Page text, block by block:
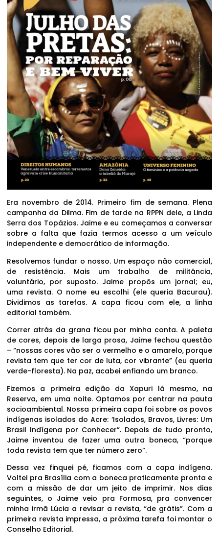
Era novembro de 2014. Primeiro fim de semana. Plena
campanha da Dilma. Fim de tarde na RPPN dele, a Linda
Serra dos Topázios. Jaime e eu começamos a conversar
sobre a falta que fazia termos acesso a um veículo
independente e democrático de informação.
Resolvemos fundar o nosso. Um espaço não comercial,
de resistência. Mais um trabalho de militância,
voluntário, por suposto. Jaime propôs um jornal; eu,
uma revista. O nome eu escolhi (ele queria Bacurau).
Dividimos as tarefas. A capa ficou com ele, a linha
editorial também.
Correr atrás da grana ficou por minha conta. A paleta
de cores, depois de larga prosa, Jaime fechou questão
– “nossas cores vão ser o vermelho e o amarelo, porque
revista tem que ter cor de luta, cor vibrante” (eu queria
verde-floresta). Na paz, acabei enfiando um branco.
Fizemos a primeira edição da Xapuri lá mesmo, na
Reserva, em uma noite. Optamos por centrar na pauta
socioambiental. Nossa primeira capa foi sobre os povos
indígenas isolados do Acre: ‘Isolados, Bravos, Livres: Um
Brasil Indígena por Conhecer”. Depois de tudo pronto,
Jaime inventou de fazer uma outra boneca, “porque
toda revista tem que ter número zero”.
Dessa vez finquei pé, ficamos com a capa indígena.
Voltei pra Brasília com a boneca praticamente pronta e
com a missão de dar um jeito de imprimir. Nos dias
seguintes, o Jaime veio pra Formosa, pra convencer
minha irmã Lúcia a revisar a revista, “de grátis”. Com a
primeira revista impressa, a próxima tarefa foi montar o
Conselho Editorial.